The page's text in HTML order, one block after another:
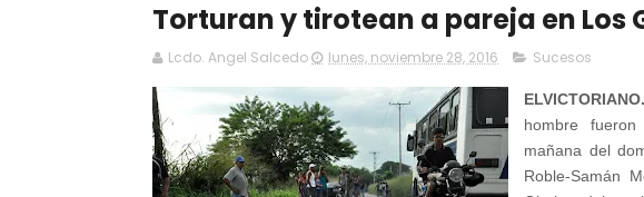
Torturan y tirotean a pareja en Los
Lcdo. Angel Salcedo lunes, noviembre 28, 2016 Sucesos
hombre
mañana del
Roble-Samán